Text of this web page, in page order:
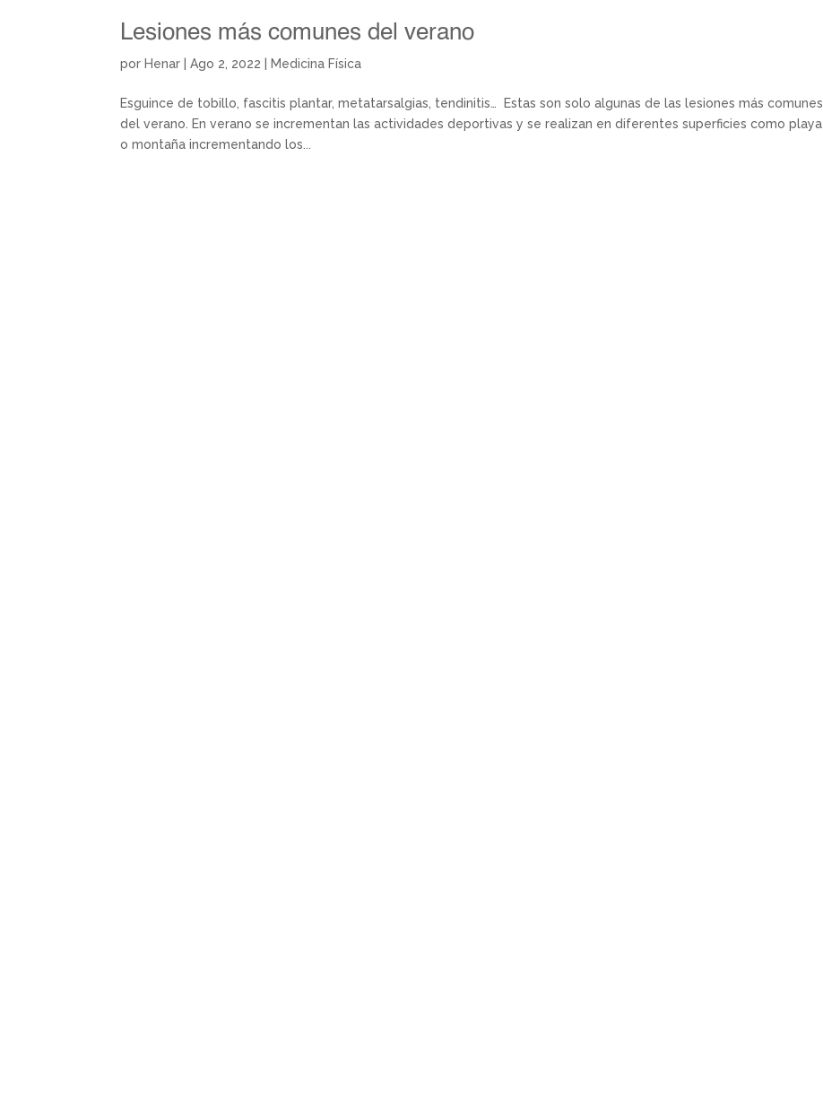
Lesiones más comunes del verano
por Henar |Ago 2, 2022 Medicina Física
Esguince de tobillo, fascitis plantar, metatarsalgias, tendinitis… Estas son solo algunas de las lesiones más comunes
del verano. En verano se incrementan las actividades deportivas y se realizan en diferentes superficies como playa
o montaña incrementando los...